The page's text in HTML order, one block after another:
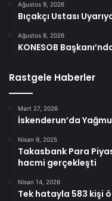
Ağustos 9, 2026
Bıçakçı Ustası
Ağustos 8, 2026
KONESOB
Rastgele Haberler
Mart 27, 2026
İskenderun’da
Nisan 9, 2025
Takasbank Para
hacmi gerçekleşti
Nisan 14, 2026
Tek hatayla 583 kişi